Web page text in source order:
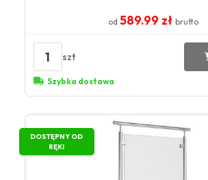
od 589.99 zł brutto
1 szt
Szybka dostawa
DOSTĘPNY OD
RĘKI